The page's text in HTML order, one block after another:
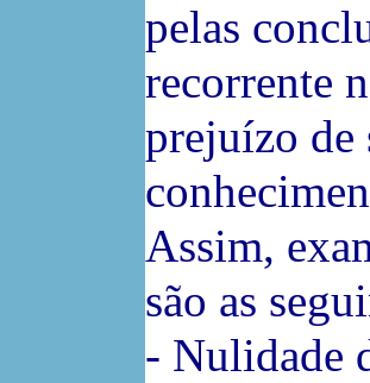
pelas
recorrente
prejuízo de
Assim,
são as
- Nulidade